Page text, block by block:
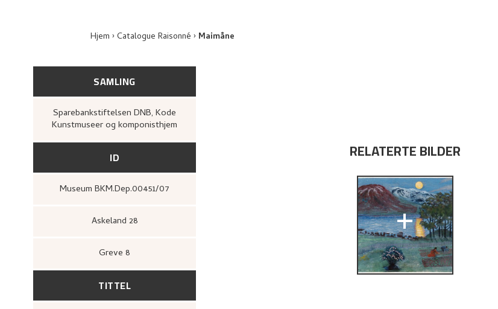
Hjem Catalogue Raisonné Maimåne
SAMLING
Sparebankstiftelsen DNB, Kode
Kunstmuseer og komponisthjem
ID
Museum BKM.Dep.00451/07
Askeland 28
Greve 8
TITTEL
RELATERTE BILDER
+